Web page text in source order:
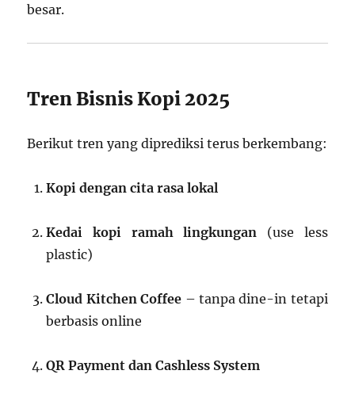
besar.
Tren Bisnis Kopi 2025
Berikut tren yang diprediksi terus berkembang:
Kopi dengan cita rasa lokal
Kedai kopi ramah lingkungan (use less
plastic)
Cloud Kitchen Coffee – tanpa dine-in tetapi
berbasis online
QR Payment dan Cashless System